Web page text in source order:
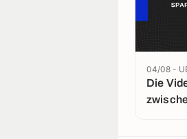
Die
04/08 -